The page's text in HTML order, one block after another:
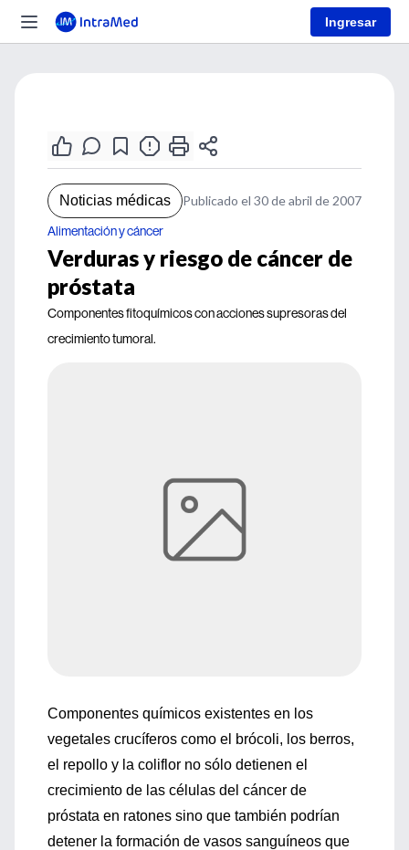
Ingresar
Noticias médicas Publicado el 30 de abril de 2007
Alimentación y cáncer
Verduras y riesgo de cáncer de
próstata
Componentes fitoquímicos con acciones supresoras del
crecimiento tumoral.
Componentes químicos existentes en los
vegetales crucíferos como el brócoli, los berros,
el repollo y la coliflor no sólo detienen el
crecimiento de las células del cáncer de
próstata en ratones sino que también podrían
detener la formación de vasos sanguíneos que